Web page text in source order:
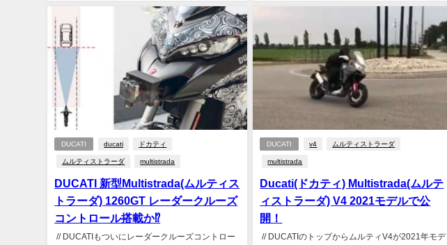
DUCATI ducati ドカティ
ムルティストラーダ multistrada
DUCATI 新型Multistrada(ムルティス
トラーダ) 1260GT レーダークルーズ
コントロール搭載か⁉
// DUCATIもついにレーダークルーズコントロー
DUCATI v4 ムルティストラーダ
multistrada
Ducati(ドカティ) Multistrada(ムルテ
ィストラーダ) V4 2021モデルで公
開！
// DUCATIのトップからムルティV4が2021年モデ